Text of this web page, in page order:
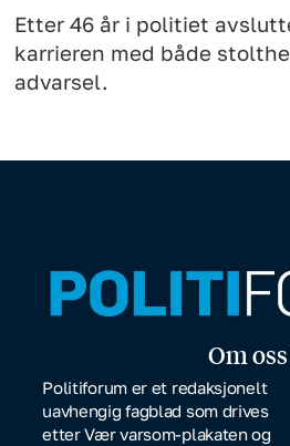
Etter 46 år i politiet
karrieren med både
advarsel.
Om oss
Politiforum er et redaksjonelt
uavhengig fagblad som drives
etter Vær varsom-plakaten og